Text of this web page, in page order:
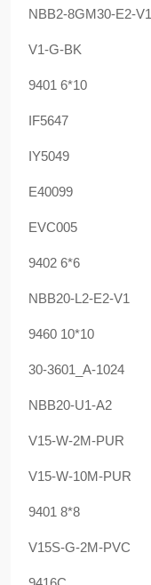
NBB2-8GM30-E2-V1
V1-G-BK
9401 6*10
IF5647
IY5049
E40099
EVC005
9402 6*6
NBB20-L2-E2-V1
9460 10*10
30-3601_A-1024
NBB20-U1-A2
V15-W-2M-PUR
V15-W-10M-PUR
9401 8*8
V15S-G-2M-PVC